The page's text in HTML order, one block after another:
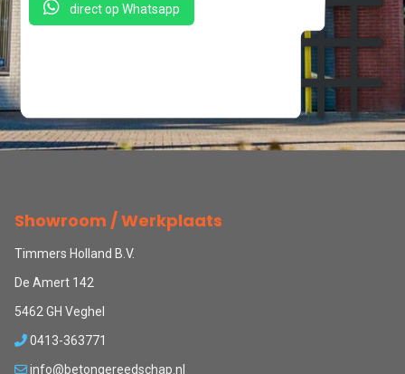
direct op Whatsapp
Showroom / Werkplaats
Timmers Holland B.V.
De Amert 142
5462 GH Veghel
0413-363771
info@betongereedschap.nl